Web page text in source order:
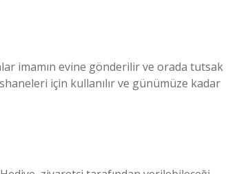
imamın evine gönderilir ve orada tutsak
için kullanılır ve günümüze kadar